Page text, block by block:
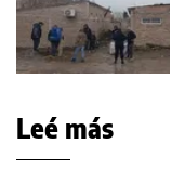
Leé más